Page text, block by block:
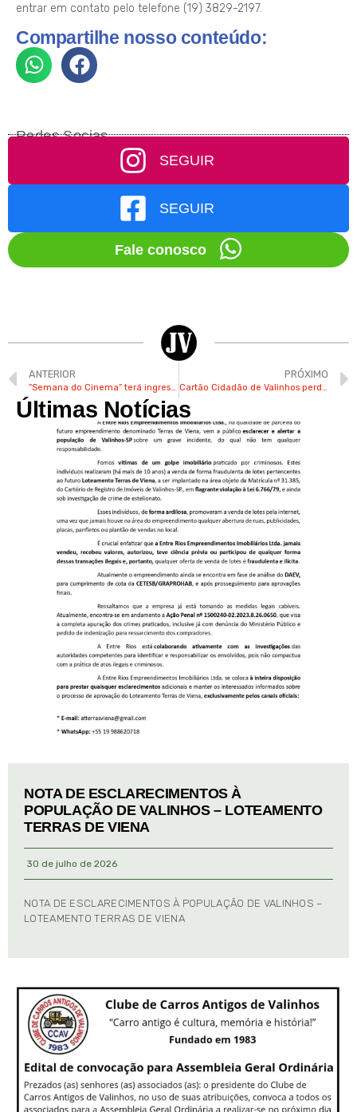
entrar em contato pelo telefone (19) 3829-2197.
Compartilhe nosso conteúdo:
Redes Socias
SEGUIR
SEGUIR
Fale conosco
ANTERIOR
“Semana do Cinema” terá ingressos por R$ 10 em Campinas e Jundiaí
PRÓXIMO
Cartão Cidadão de Valinhos perde obrigatoriedade para utilização de serviços municipais
Últimas Notícias
NOTA DE ESCLARECIMENTOS À
POPULAÇÃO DE VALINHOS – LOTEAMENTO
TERRAS DE VIENA
30 de julho de 2026
NOTA DE ESCLARECIMENTOS À POPULAÇÃO DE VALINHOS –
LOTEAMENTO TERRAS DE VIENA